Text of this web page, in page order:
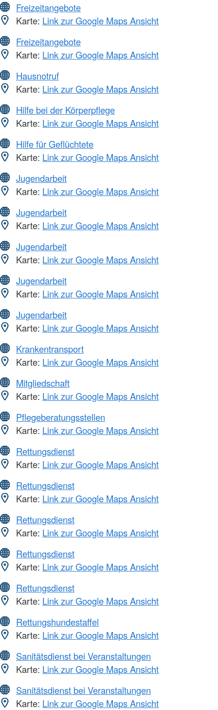
Freizeitangebote
Karte: Link zur Google Maps Ansicht
Freizeitangebote
Karte: Link zur Google Maps Ansicht
Hausnotruf
Karte: Link zur Google Maps Ansicht
Hilfe bei der Körperpflege
Karte: Link zur Google Maps Ansicht
Hilfe für Geflüchtete
Karte: Link zur Google Maps Ansicht
Jugendarbeit
Karte: Link zur Google Maps Ansicht
Jugendarbeit
Karte: Link zur Google Maps Ansicht
Jugendarbeit
Karte: Link zur Google Maps Ansicht
Jugendarbeit
Karte: Link zur Google Maps Ansicht
Jugendarbeit
Karte: Link zur Google Maps Ansicht
Krankentransport
Karte: Link zur Google Maps Ansicht
Mitgliedschaft
Karte: Link zur Google Maps Ansicht
Pflegeberatungsstellen
Karte: Link zur Google Maps Ansicht
Rettungsdienst
Karte: Link zur Google Maps Ansicht
Rettungsdienst
Karte: Link zur Google Maps Ansicht
Rettungsdienst
Karte: Link zur Google Maps Ansicht
Rettungsdienst
Karte: Link zur Google Maps Ansicht
Rettungsdienst
Karte: Link zur Google Maps Ansicht
Rettungshundestaffel
Karte: Link zur Google Maps Ansicht
Sanitätsdienst bei Veranstaltungen
Karte: Link zur Google Maps Ansicht
Sanitätsdienst bei Veranstaltungen
Karte: Link zur Google Maps Ansicht